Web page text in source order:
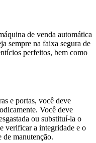
de venda automática
sempre na faixa segura de
perfeitos, bem como
e portas, você deve
Você deve
ou substituí-la o
verificar a integridade e o
manutenção.